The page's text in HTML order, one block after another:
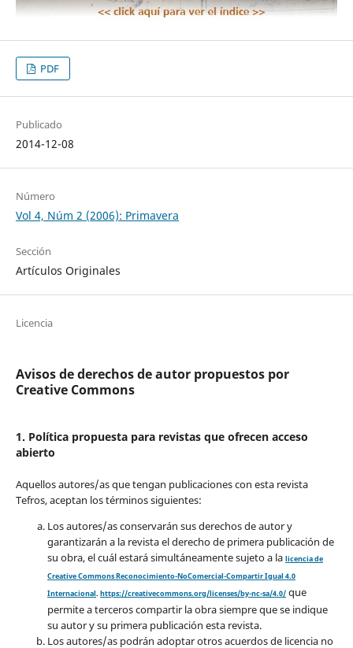
PDF
Publicado
2014-12-08
Número
Vol 4, Núm 2 (2006): Primavera
Sección
Artículos Originales
Licencia
Avisos de derechos de autor propuestos por
Creative Commons
1. Política propuesta para revistas que ofrecen acceso
abierto
Aquellos autores/as que tengan publicaciones con esta revista
Tefros, aceptan los términos siguientes:
Los autores/as conservarán sus derechos de autor y
garantizarán a la revista el derecho de primera publicación de
su obra, el cuál estará simultáneamente sujeto a la licencia de
Creative Commons Reconocimiento-NoComercial-Compartir Igual 4.0
Internacional. https://creativecommons.org/licenses/by-nc-sa/4.0/que
permite a terceros compartir la obra siempre que se indique
su autor y su primera publicación esta revista.
Los autores/as podrán adoptar otros acuerdos de licencia no